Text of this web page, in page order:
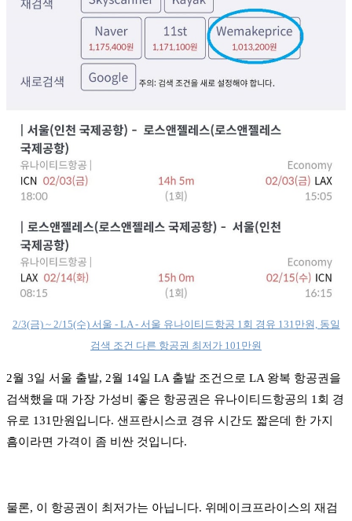
2/3(금) ~ 2/15(수) 서울 - LA - 서울 유나이티드항공 1회 경유 131만원, 동일
검색 조건 다른 항공권 최저가 101만원
2월 3일 서울 출발, 2월 14일 LA 출발 조건으로 LA 왕복 항공권을
검색했을 때 가장 가성비 좋은 항공권은 유나이티드항공의 1회 경
유로 131만원입니다. 샌프란시스코 경유 시간도 짧은데 한 가지
흠이라면 가격이 좀 비싼 것입니다.
물론, 이 항공권이 최저가는 아닙니다. 위메이크프라이스의 재검